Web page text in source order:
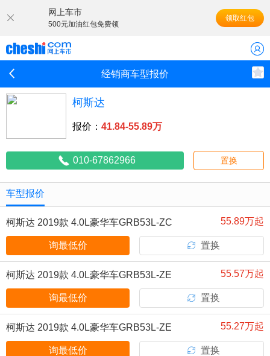
网上车市
500元加油红包免费领
领取红包
经销商车型报价
柯斯达
报价： 41.84-55.89万
010-67862966 置换
车型报价
柯斯达 2019款 4.0L豪华车GRB53L-ZC
MEK 20座9GR
55.89万起
询最低价 置换
柯斯达 2019款 4.0L豪华车GRB53L-ZE
MNK 23座扶手9GR
55.57万起
询最低价 置换
柯斯达 2019款 4.0L豪华车GRB53L-ZE
MNK 23座无扶手9GR
55.27万起
询最低价 置换